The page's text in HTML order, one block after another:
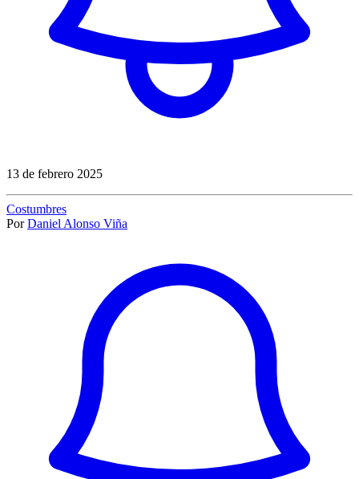
13 de febrero 2025
Costumbres
Por Daniel Alonso Viña